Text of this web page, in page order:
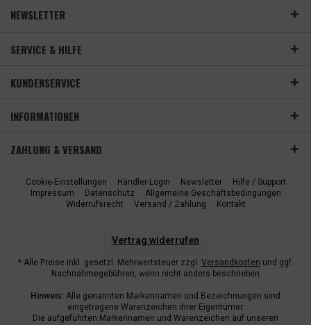
NEWSLETTER
SERVICE & HILFE
KUNDENSERVICE
INFORMATIONEN
ZAHLUNG & VERSAND
Cookie-Einstellungen Händler-Login Newsletter
Hilfe / Support
Impressum
Datenschutz
Allgemeine Geschäftsbedingungen
Widerrufsrecht
Versand / Zahlung Kontakt
Vertrag widerrufen
* Alle Preise inkl. gesetzl. Mehrwertsteuer zzgl. Versandkosten und ggf.
Nachnahmegebühren, wenn nicht anders beschrieben
Hinweis: Alle genannten Markennamen und Bezeichnungen sind
eingetragene Warenzeichen ihrer Eigentümer.
Die aufgeführten Markennamen und Warenzeichen auf unseren